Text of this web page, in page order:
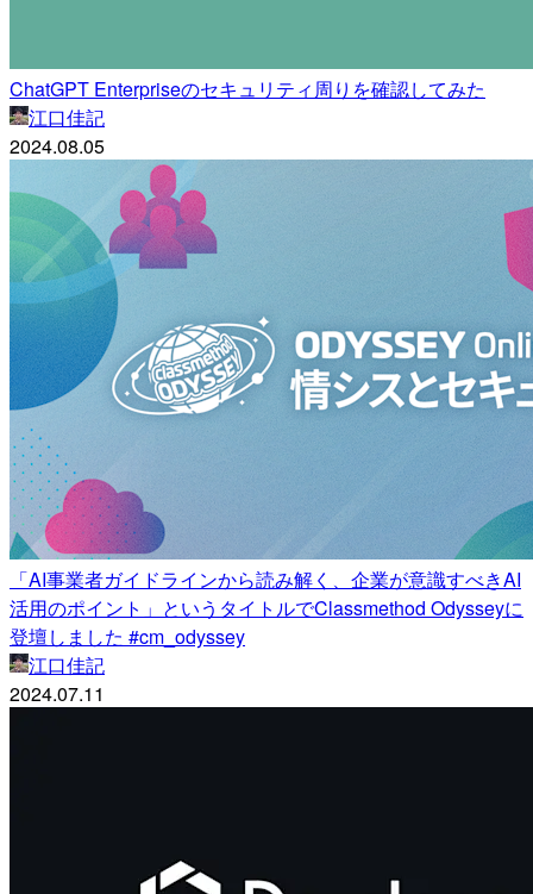
ChatGPT Enterpriseのセキュリティ周りを確認してみた
江口佳記
2024.08.05
「AI事業者ガイドラインから読み解く、企業が意識すべきAI
活用のポイント」というタイトルでClassmethod Odysseyに
登壇しました #cm_odyssey
江口佳記
2024.07.11